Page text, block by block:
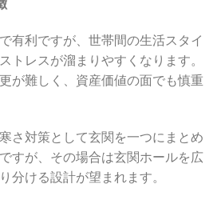
有利ですが、世帯間の生活スタイ
トレスが溜まりやすくなります。
が難しく、資産価値の面でも慎重
さ対策として玄関を一つにまとめ
すが、その場合は玄関ホールを広
分ける設計が望まれます。